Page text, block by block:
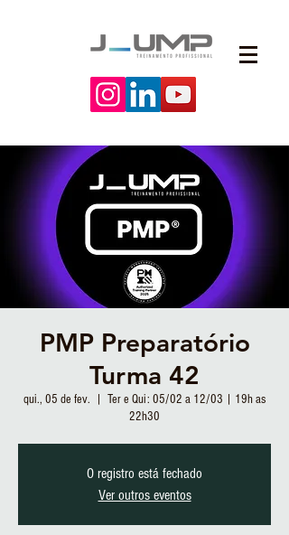
PMP Preparatório
Turma 42
qui., 05 de fev.
Ter e Qui: 05/02 a 12/03 | 19h as
22h30
O registro está fechado
Ver outros eventos